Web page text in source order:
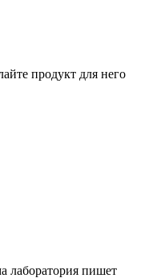
продукт для него
лаборатория пишет